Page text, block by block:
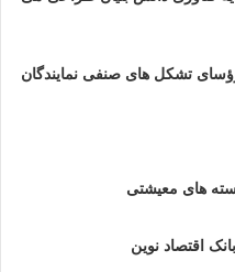
تشکل های صنفی نمایندگان
های معیشتی